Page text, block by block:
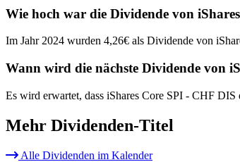
Wie hoch war die Dividende von
Im Jahr 2024 wurden 4,26€ als Dividende von
Wann wird die nächste Dividende von
Es wird erwartet, dass iShares Core SPI - CHF
Mehr Dividenden-Titel
Alle Dividenden im Kalender